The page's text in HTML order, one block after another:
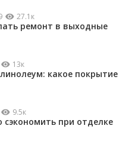
27.1к
ремонт в выходные
13к
какое покрытие
9.5к
при отделке